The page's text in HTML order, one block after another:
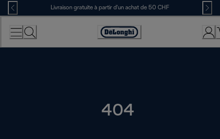
Skip
to
Content
Livraison gratuite à partir d'un achat de 50 CHF
Déclaration
d'accessibilité
404